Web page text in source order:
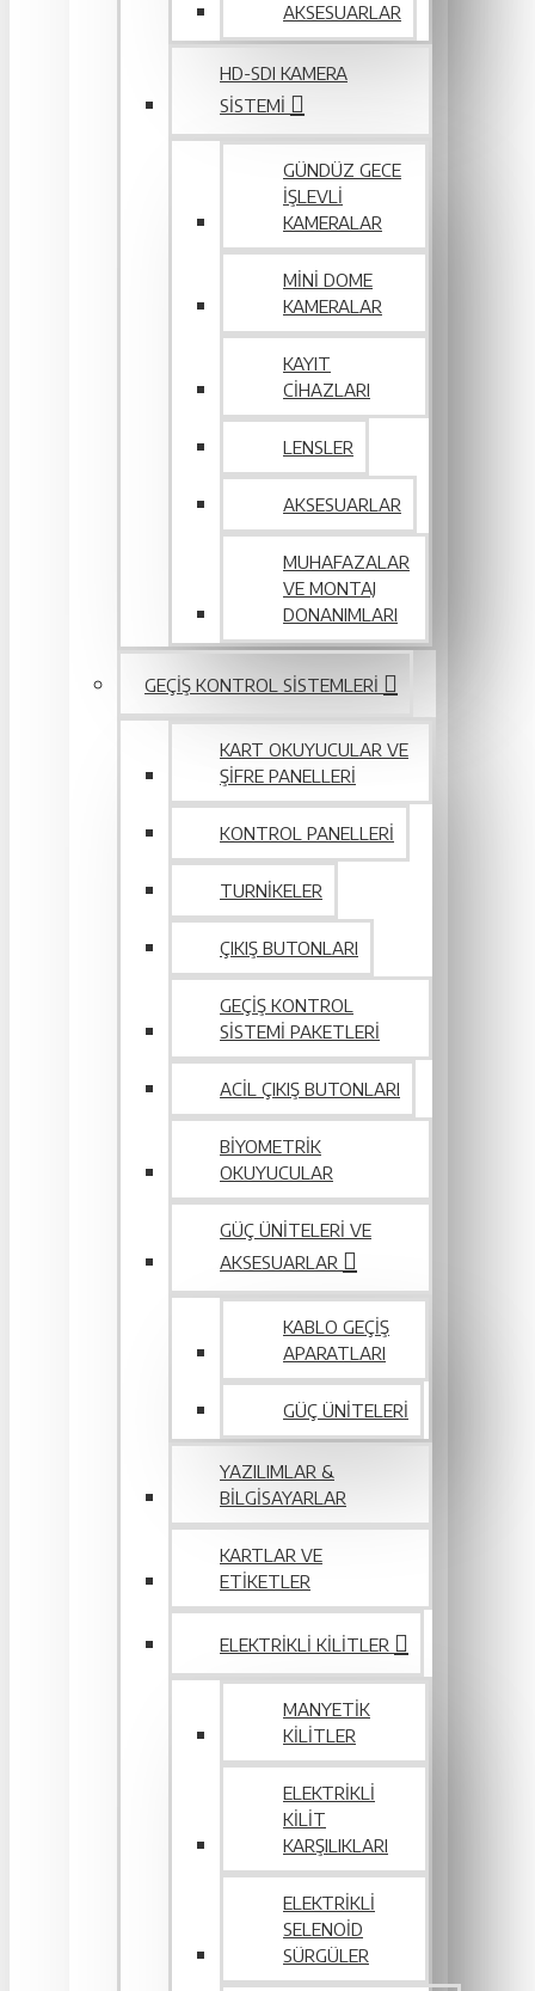
AKSESUARLAR
HD-SDI KAMERA
SISTEMI
GÜNDÜZ GECE
İŞLEVLI
KAMERALAR
MINI DOME
KAMERALAR
KAYIT
CIHAZLARI
LENSLER
AKSESUARLAR
MUHAFAZALAR
VE MONTAJ
DONANIMLARI
GEÇIŞ KONTROL SISTEMLERI
KART OKUYUCULAR VE
ŞIFRE PANELLERI
KONTROL PANELLERI
TURNIKELER
ÇIKIŞ BUTONLARI
GEÇIŞ KONTROL
SISTEMI PAKETLERI
ACIL ÇIKIŞ BUTONLARI
BIYOMETRIK
OKUYUCULAR
GÜÇ ÜNITELERI VE
AKSESUARLAR
KABLO GEÇIŞ
APARATLARI
GÜÇ ÜNITELERI
YAZILIMLAR &
BILGISAYARLAR
KARTLAR VE
ETIKETLER
ELEKTRIKLI KILITLER
MANYETIK
KILITLER
ELEKTRIKLI
KILIT
KARŞILIKLARI
ELEKTRIKLI
SELENOID
SÜRGÜLER